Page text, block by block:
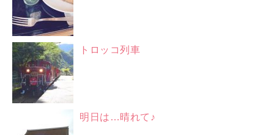
トロッコ列車
明日は…晴れて♪